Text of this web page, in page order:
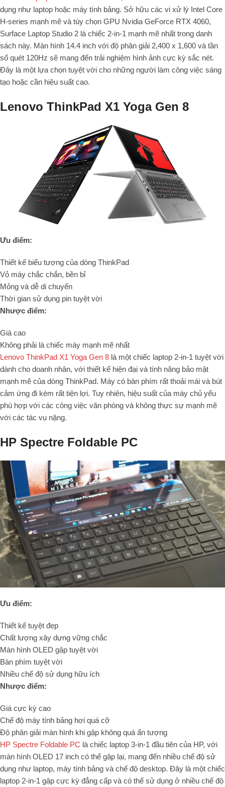
dụng như laptop hoặc máy tính bảng. Sở hữu các vi xử lý Intel Core
H-series mạnh mẽ và tùy chọn GPU Nvidia GeForce RTX 4060,
Surface Laptop Studio 2 là chiếc 2-in-1 mạnh mẽ nhất trong danh
sách này. Màn hình 14.4 inch với độ phân giải 2,400 x 1,600 và tần
số quét 120Hz sẽ mang đến trải nghiệm hình ảnh cực kỳ sắc nét.
Đây là một lựa chọn tuyệt vời cho những người làm công việc sáng
tạo hoặc cần hiệu suất cao.
Lenovo ThinkPad X1 Yoga Gen 8
Ưu điểm:
Thiết kế biểu tượng của dòng ThinkPad
Vỏ máy chắc chắn, bền bỉ
Mỏng và dễ di chuyển
Thời gian sử dụng pin tuyệt vời
Nhược điểm:
Giá cao
Không phải là chiếc máy mạnh mẽ nhất
Lenovo ThinkPad X1 Yoga Gen 8 là một chiếc laptop 2-in-1 tuyệt vời
dành cho doanh nhân, với thiết kế hiện đại và tính năng bảo mật
mạnh mẽ của dòng ThinkPad. Máy có bàn phím rất thoải mái và bút
cảm ứng đi kèm rất tiện lợi. Tuy nhiên, hiệu suất của máy chủ yếu
phù hợp với các công việc văn phòng và không thực sự mạnh mẽ
với các tác vụ nặng.
HP Spectre Foldable PC
Ưu điểm:
Thiết kế tuyệt đẹp
Chất lượng xây dựng vững chắc
Màn hình OLED gập tuyệt vời
Bàn phím tuyệt vời
Nhiều chế độ sử dụng hữu ích
Nhược điểm:
Giá cực kỳ cao
Chế độ máy tính bảng hơi quá cỡ
Độ phân giải màn hình khi gập không quá ấn tượng
HP Spectre Foldable PC là chiếc laptop 3-in-1 đầu tiên của HP, với
màn hình OLED 17 inch có thể gập lại, mang đến nhiều chế độ sử
dụng như laptop, máy tính bảng và chế độ desktop. Đây là một chiếc
laptop 2-in-1 gập cực kỳ đẳng cấp và có thể sử dụng ở nhiều chế độ